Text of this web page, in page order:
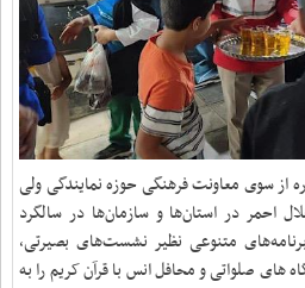
از سوی معاونت فرهنگی حوزه نمایندگی ولی
احمر در استان‌ها و سازمان‌ها در سالگرد
برنامه‌های متنوعی نظیر نشست‌های بصیرتی،
های صلواتی و محافل انس با قرآن کریم را به